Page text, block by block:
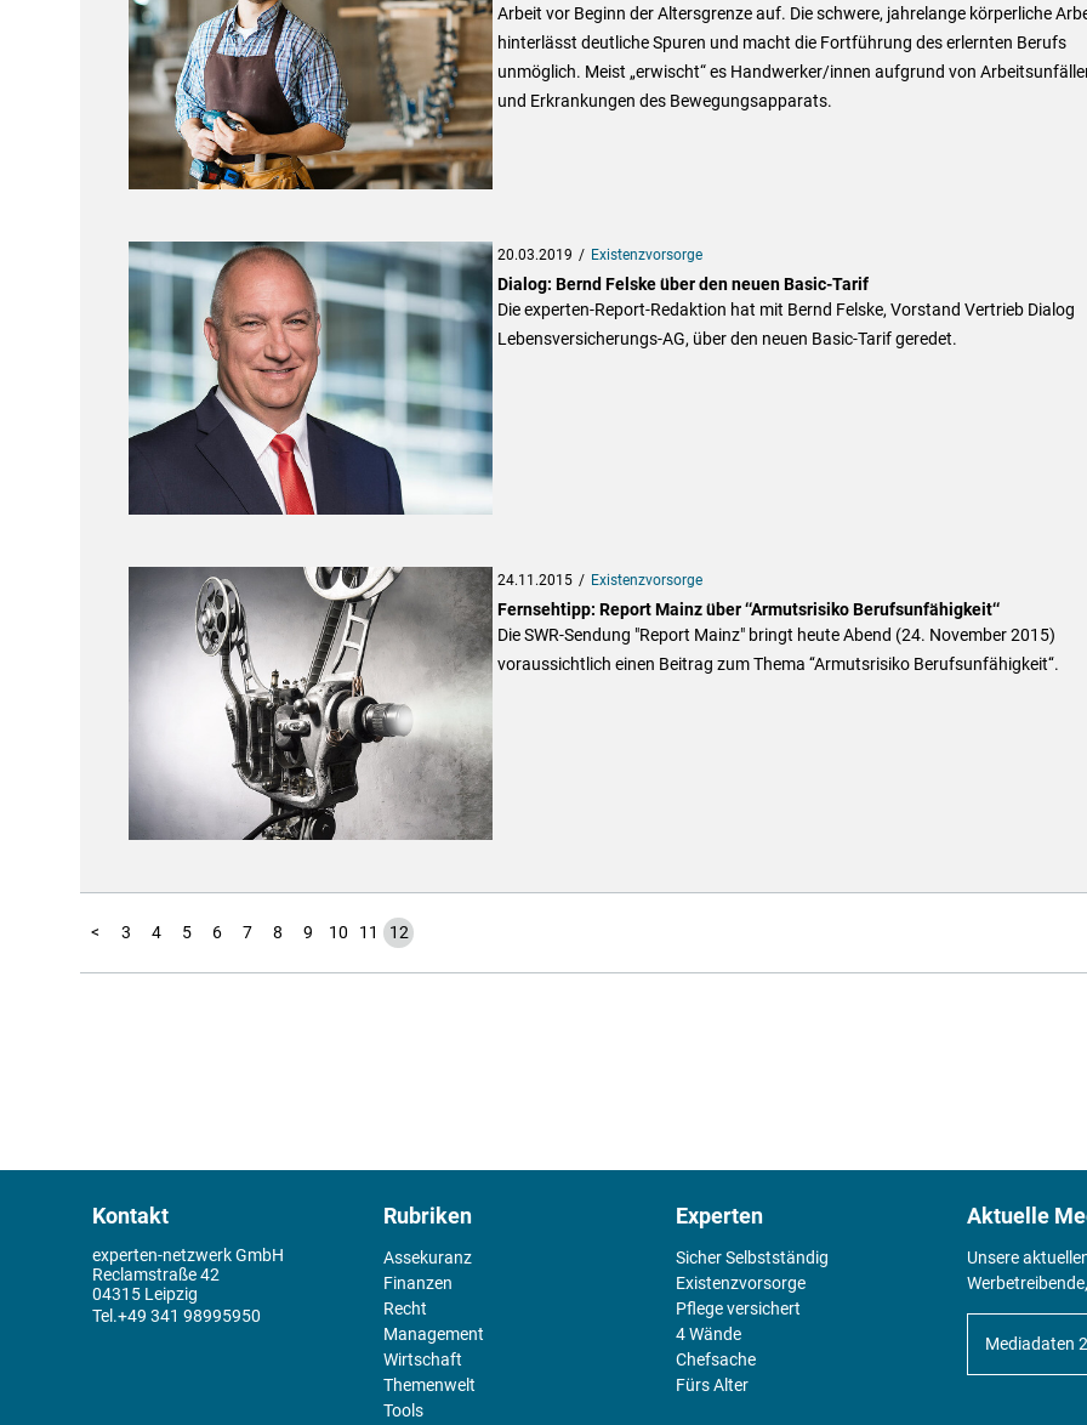
Arbeit vor Beginn der Altersgrenze auf. Die schwere, jahrelange körperliche
hinterlässt deutliche Spuren und macht die Fortführung des erlernten Berufs
unmöglich. Meist „erwischt“ es Handwerker/innen aufgrund von
und Erkrankungen des Bewegungsapparats.
20.03.2019 Existenzvorsorge
Dialog: Bernd Felske über den neuen Basic-Tarif
Die experten-Report-Redaktion hat mit Bernd Felske, Vorstand Vertrieb Dialog
Lebensversicherungs-AG, über den neuen Basic-Tarif geredet.
24.11.2015 Existenzvorsorge
Fernsehtipp: Report Mainz über ‘‘Armutsrisiko Berufsunfähigkeit‘‘
Die SWR-Sendung "Report Mainz" bringt heute Abend (24. November 2015)
voraussichtlich einen Beitrag zum Thema ‘‘Armutsrisiko Berufsunfähigkeit‘‘.
<
1
2 3 4 5 6 7 8 9 10 11 12
Kontakt
experten-netzwerk GmbH
Reclamstraße 42
04315 Leipzig
+49 341 98995950
Rubriken
Assekuranz
Finanzen
Recht
Management
Wirtschaft
Themenwelt
Tools
Experten
Sicher Selbstständig
Existenz­vorsorge
Pflege versichert
4 Wände
Chefsache
Fürs Alter
Aktuelle
Unsere
Mediadaten